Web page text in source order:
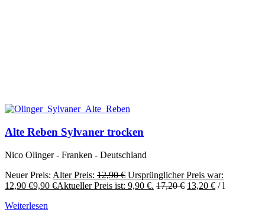
Alte Reben Sylvaner trocken
Nico Olinger - Franken - Deutschland
Neuer Preis: Alter Preis: 12,90€ Ursprünglicher Preis war:
12,90 €9,90 €Aktueller Preis ist: 9,90 €. 17,20€ 13,20 € /l
Weiterlesen